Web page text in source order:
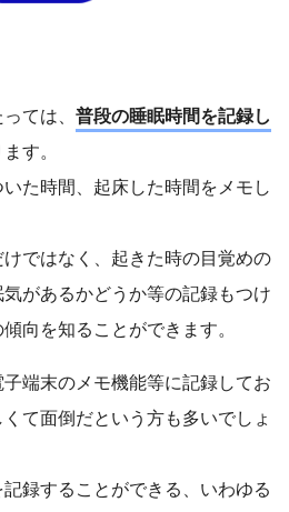
ては、 普段の睡眠時間を記録し
す。
た時間、起床した時間をメモし
ではなく、起きた時の目覚めの
があるかどうか等の記録もつけ
向を知ることができます。
端末のメモ機能等に記録してお
て面倒だという方も多いでしょ
録することができる、いわゆる